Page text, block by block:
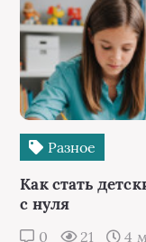
Разное
Как стать
с нуля
0 21 4